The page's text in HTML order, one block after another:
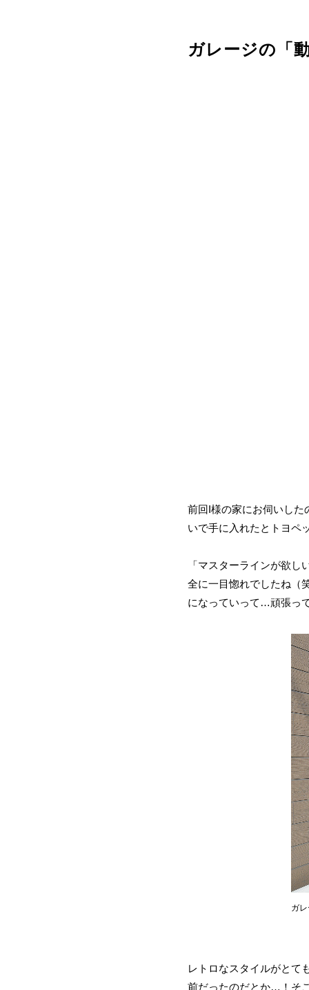
ガレージの「
前回I様の家にお伺いした
いで手に入れたとトヨペ
「マスターラインが欲
全に一目惚れでしたね（
になっていって…頑張っ
ガ
レトロなスタイルがとて
前だったのだとか…！そ